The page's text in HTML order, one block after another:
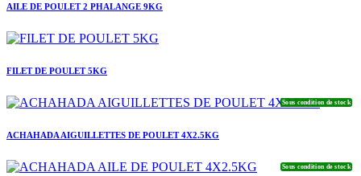
AILE DE POULET 2 PHALANGE 9KG
FILET DE POULET 5KG
Sous condition de stock
ACHAHADA AIGUILLETTES DE POULET 4X2.5KG
Sous condition de stock